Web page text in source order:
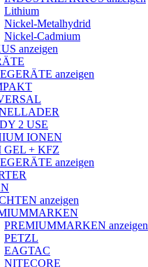
Lithium
Nickel-Metalhydrid
Nickel-Cadmium
anzeigen
anzeigen
2 USE
IONEN
GEL + KFZ
anzeigen
anzeigen
PREMIUMMARKEN anzeigen
PETZL
EAGTAC
NITECORE